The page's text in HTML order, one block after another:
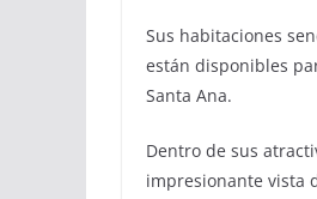
Sus habitaciones
están disponibles
Santa Ana.
Dentro de sus
impresionante vista